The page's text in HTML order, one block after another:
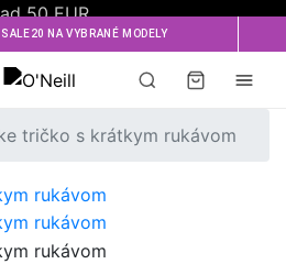
50 EUR
NA VYBRANÉ MODELY
tričko s krátkym rukávom